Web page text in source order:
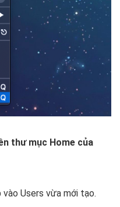
thư mục Home của
vào Users vừa mới tạo.